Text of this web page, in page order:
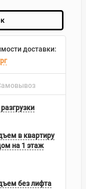
доставки:
в квартиру
на 1 этаж
без лифта